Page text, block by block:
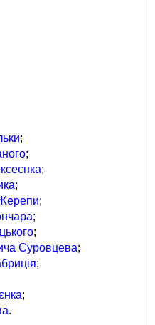
;
;
;
;
;
;
;
Суровцева;
;
;
.